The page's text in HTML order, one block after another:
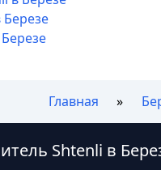
Главная
Shtenli в